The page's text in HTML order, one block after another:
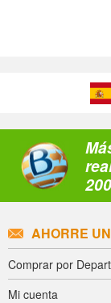
AHORRE
Comprar por
Mi cuenta